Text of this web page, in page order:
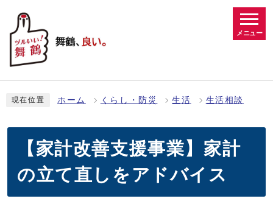
メニュー
現在位置 ホーム くらし・防災 生活 生活相談
【家計改善支援事業】家計
の立て直しをアドバイス